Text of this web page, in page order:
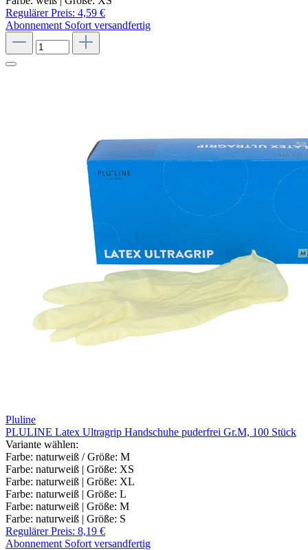
Regulärer Preis: 4,59 €
Abonnement Sofort versandfertig
Pluline
PLULINE Latex Ultragrip Handschuhe puderfrei Gr.M, 100 Stück
Variante wählen:
Farbe: naturweiß / Größe: M
Farbe: naturweiß | Größe: XS
Farbe: naturweiß | Größe: XL
Farbe: naturweiß | Größe: L
Farbe: naturweiß | Größe: M
Farbe: naturweiß | Größe: S
Regulärer Preis: 8,19 €
Abonnement Sofort versandfertig